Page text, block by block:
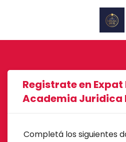
Registrate en Expat
Academia Juridica
Completá los siguientes